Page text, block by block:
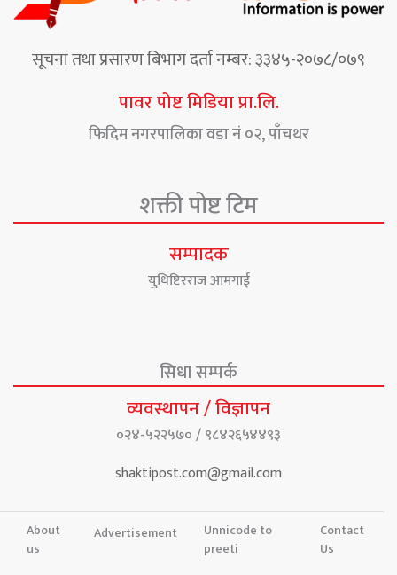
सूचना तथा प्रसारण बिभाग दर्ता नम्बर: ३३४५-२०७८/०७९
पावर पोष्ट मिडिया प्रा.लि.
फिदिम नगरपालिका वडा नं ०२, पाँचथर
शक्ती पोष्ट टिम
सम्पादक
युधिष्टिरराज आमगाई
सिधा सम्पर्क
व्यवस्थापन / विज्ञापन
०२४-५२२५७० / ९८४२६५४४९३
shaktipost.com@gmail.com
About
us
Advertisement
Unnicode to
preeti
Contact
Us